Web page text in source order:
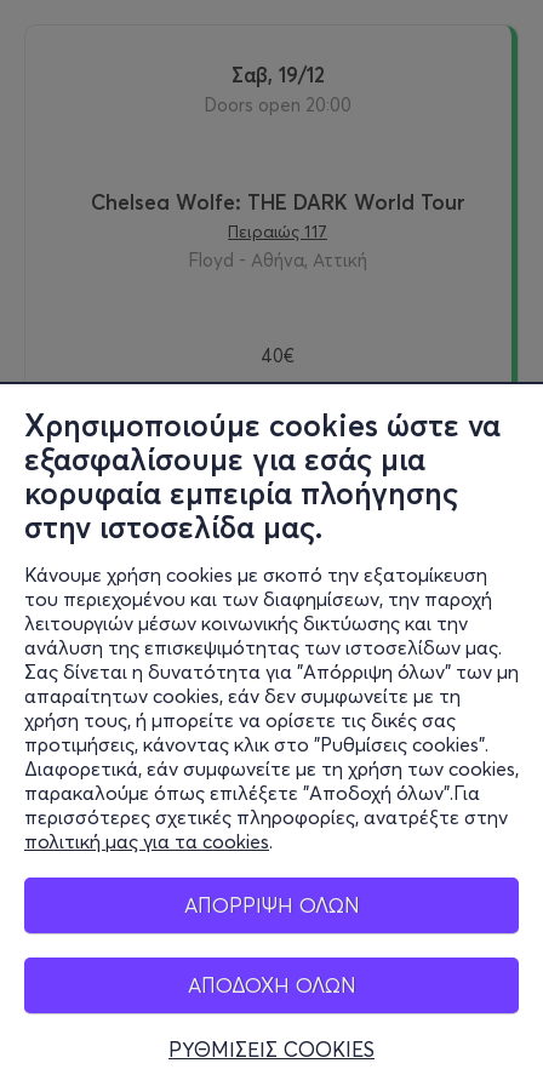
Χρησιμοποιούμε cookies ώστε να
εξασφαλίσουμε για εσάς μια
κορυφαία εμπειρία πλοήγησης
στην ιστοσελίδα μας.
Κάνουμε χρήση cookies με σκοπό την εξατομίκευση
του περιεχομένου και των διαφημίσεων, την παροχή
λειτουργιών μέσων κοινωνικής δικτύωσης και την
ανάλυση της επισκεψιμότητας των ιστοσελίδων μας.
Σας δίνεται η δυνατότητα για "Απόρριψη όλων" των μη
απαραίτητων cookies, εάν δεν συμφωνείτε με τη
χρήση τους, ή μπορείτε να ορίσετε τις δικές σας
προτιμήσεις, κάνοντας κλικ στο "Ρυθμίσεις cookies".
Διαφορετικά, εάν συμφωνείτε με τη χρήση των cookies,
παρακαλούμε όπως επιλέξετε "Αποδοχή όλων".Για
περισσότερες σχετικές πληροφορίες, ανατρέξτε στην
πολιτική μας για τα cookies.
ΑΠΟΡΡΙΨΗ ΟΛΩΝ
ΑΠΟΔΟΧΗ ΟΛΩΝ
ΡΥΘΜΙΣΕΙΣ COOKIES
Σαβ, 19/12
Doors open 20:00
Chelsea Wolfe: THE DARK World Tour
Πειραιώς 117
Floyd - Αθήνα, Αττική
40€
Εισιτήρια